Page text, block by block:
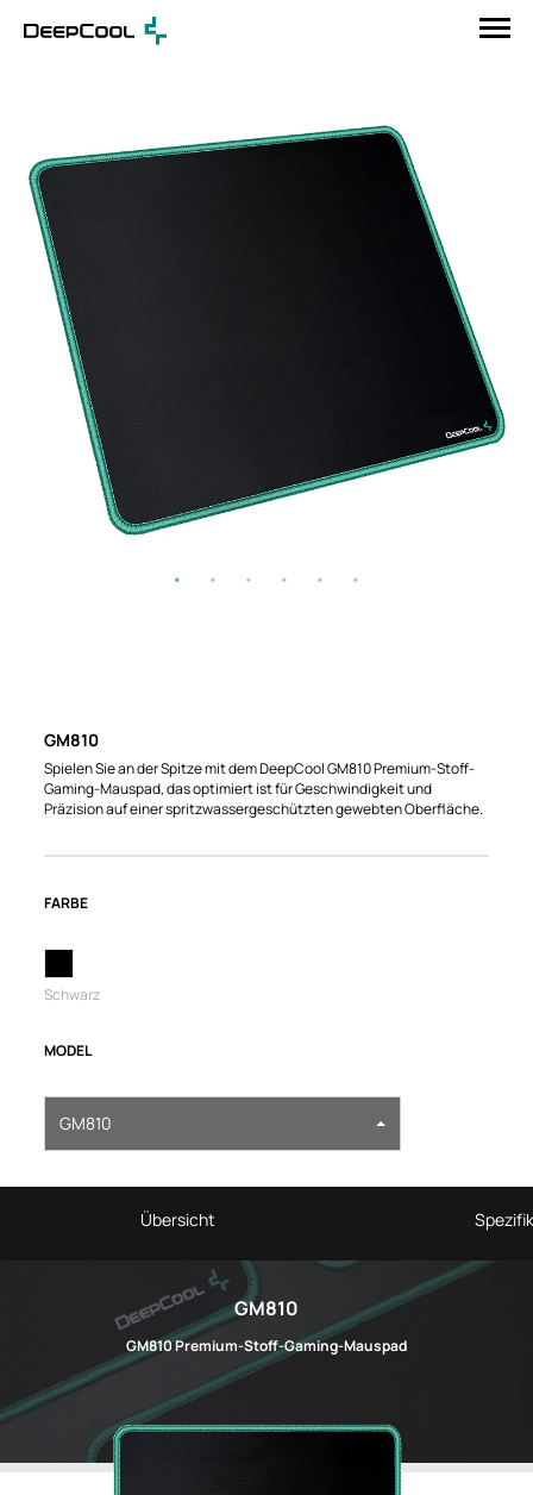
GM810
Spielen Sie an der Spitze mit dem DeepCool GM810 Premium-Stoff-
Gaming-Mauspad, das optimiert ist für Geschwindigkeit und
Präzision auf einer spritzwassergeschützten gewebten Oberfläche.
FARBE
Schwarz
MODEL
GM810
Übersicht
GM810
GM810 Premium-Stoff-Gaming-Mauspad